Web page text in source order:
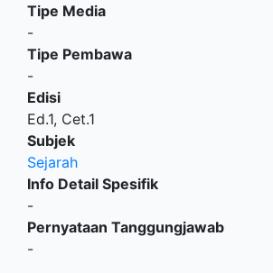
Tipe Media
-
Tipe Pembawa
-
Edisi
Ed.1, Cet.1
Subjek
Sejarah
Info Detail Spesifik
-
Pernyataan Tanggungjawab
-